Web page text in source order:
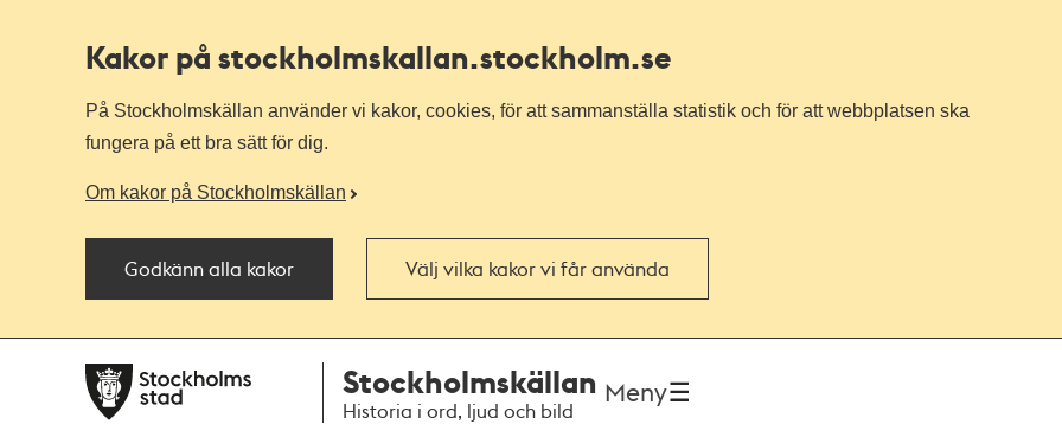
Kakor på stockholmskallan.stockholm.se
På Stockholmskällan använder vi kakor, cookies, för att sammanställa statistik och för att webbplatsen ska
fungera på ett bra sätt för dig.
Om kakor på Stockholmskällan
Godkänn alla kakor Välj vilka kakor vi får använda
navigationen
huvudinnehållet
Stockholmskällan
Historia i ord, ljud och bild
Meny